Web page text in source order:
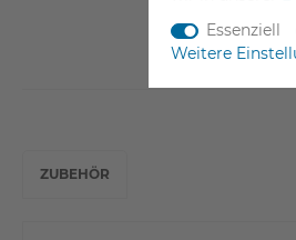
ZUBEHÖR
Essenziell
Weitere